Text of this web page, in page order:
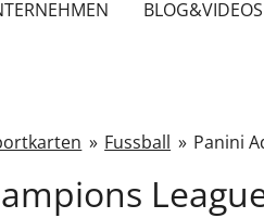
BLOG&VIDEOS
» Fussball » Panini